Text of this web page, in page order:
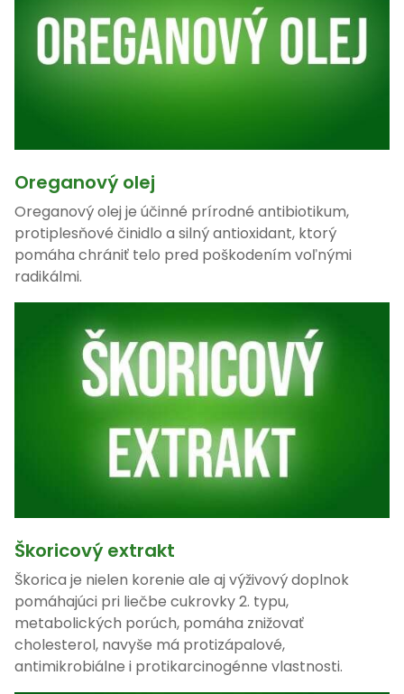
Oreganový olej
Oreganový olej je účinné prírodné antibiotikum,
protiplesňové činidlo a silný antioxidant, ktorý
pomáha chrániť telo pred poškodením voľnými
radikálmi.
Škoricový extrakt
Škorica je nielen korenie ale aj výživový doplnok
pomáhajúci pri liečbe cukrovky 2. typu,
metabolických porúch, pomáha znižovať
cholesterol, navyše má protizápalové,
antimikrobiálne i protikarcinogénne vlastnosti.